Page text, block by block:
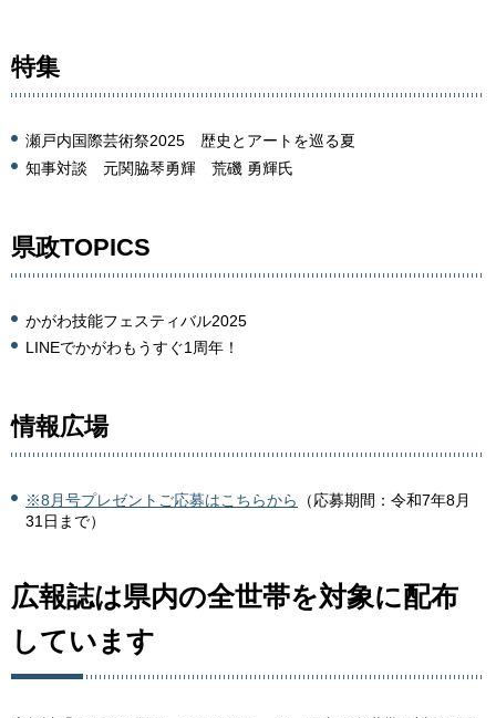
特集
瀬戸内国際芸術祭2025 歴史とアートを巡る夏
知事対談 元関脇琴勇輝 荒磯 勇輝氏
県政TOPICS
かがわ技能フェスティバル2025
LINEでかがわもうすぐ1周年！
情報広場
※8月号プレゼントご応募はこちらから
（応募期間：令和7年8月
31日まで）
広報誌は県内の全世帯を対象に配布
しています